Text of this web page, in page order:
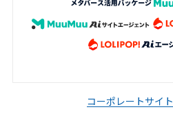
コーポレートサイト